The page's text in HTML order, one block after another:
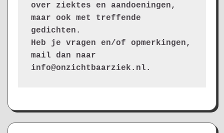
over ziektes en aandoeningen,
maar ook met treffende
gedichten.
Heb je vragen en/of opmerkingen,
mail dan naar
info@onzichtbaarziek.nl.